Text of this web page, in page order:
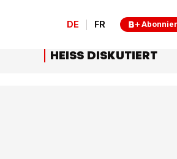
DE FR
HEISS DISKUTIERT